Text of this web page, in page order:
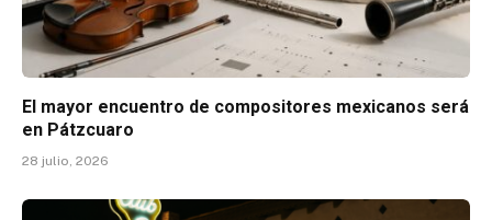
El mayor encuentro de compositores mexicanos será
en Pátzcuaro
28 julio, 2026